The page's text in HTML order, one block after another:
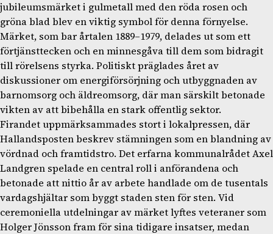
jubileumsmärket i gulmetall med den röda rosen och
gröna blad blev en viktig symbol för denna förnyelse.
Märket, som bar årtalen 1889–1979, delades ut som ett
förtjänsttecken och en minnesgåva till dem som bidragit
till rörelsens styrka. Politiskt präglades året av
diskussioner om energiförsörjning och utbyggnaden av
barnomsorg och äldreomsorg, där man särskilt betonade
vikten av att bibehålla en stark offentlig sektor.
Firandet uppmärksammades stort i lokalpressen, där
Hallandsposten beskrev stämningen som en blandning av
vördnad och framtidstro. Det erfarna kommunalrådet Axel
Landgren spelade en central roll i anförandena och
betonade att nittio år av arbete handlade om de tusentals
vardagshjältar som byggt staden sten för sten. Vid
ceremoniella utdelningar av märket lyftes veteraner som
Holger Jönsson fram för sina tidigare insatser, medan